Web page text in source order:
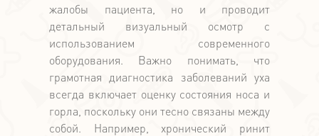
жалобы пациента, но и проводит
детальный визуальный осмотр с
использованием современного
оборудования. Важно понимать, что
грамотная диагностика заболеваний уха
всегда включает оценку состояния носа и
горла, поскольку они тесно связаны между
собой. Например, хронический ринит